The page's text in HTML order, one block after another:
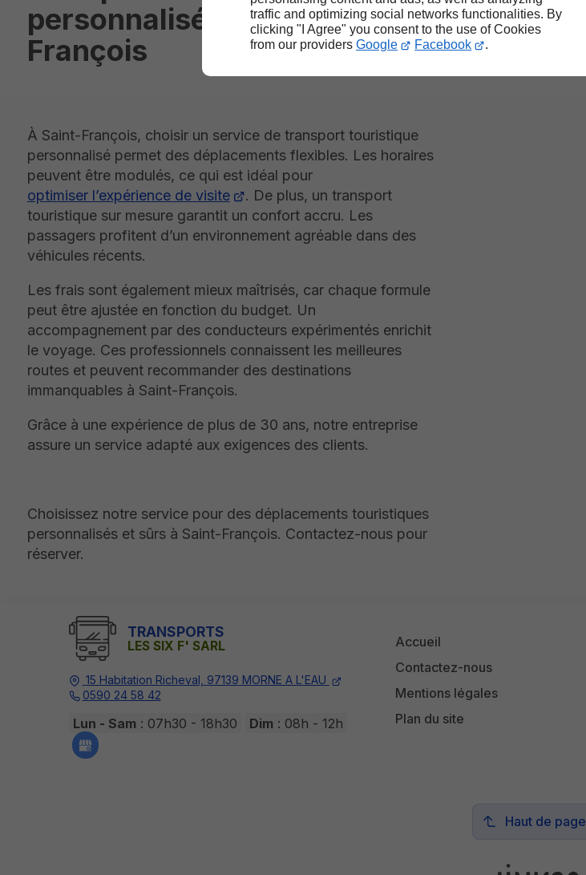
traffic and optimizing social networks functionalities. By
clicking "I Agree" you consent to the use of Cookies
from our providers Google Facebook .
personnalisé à Saint-
François
À Saint-François, choisir un service de transport touristique
personnalisé permet des déplacements flexibles. Les horaires
peuvent être modulés, ce qui est idéal pour
optimiser l’expérience de visite
. De plus, un transport
touristique sur mesure garantit un confort accru. Les
passagers profitent d’un environnement agréable dans des
véhicules récents.
Les frais sont également mieux maîtrisés, car chaque formule
peut être ajustée en fonction du budget. Un
accompagnement par des conducteurs expérimentés enrichit
le voyage. Ces professionnels connaissent les meilleures
routes et peuvent recommander des destinations
immanquables à Saint-François.
Grâce à une expérience de plus de 30 ans, notre entreprise
assure un service adapté aux exigences des clients.
Choisissez notre service pour des déplacements touristiques
personnalisés et sûrs à Saint-François. Contactez-nous pour
réserver.
TRANSPORTS
LES SIX F' SARL
15 Habitation Richeval, 97139 MORNE A L'EAU
0590 24 58 42
Lun - Sam: 07h30 - 18h30 Dim: 08h - 12h
Accueil
Contactez-nous
Mentions légales
Plan du site
Haut de page